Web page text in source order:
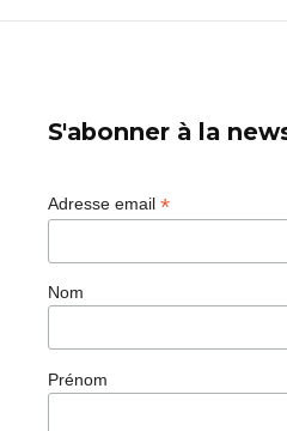
S'abonner à la
Adresse email *
Nom
Prénom